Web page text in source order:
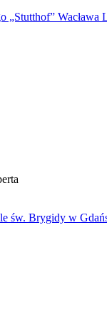
„Stutthof” Wacława
św. Brygidy w